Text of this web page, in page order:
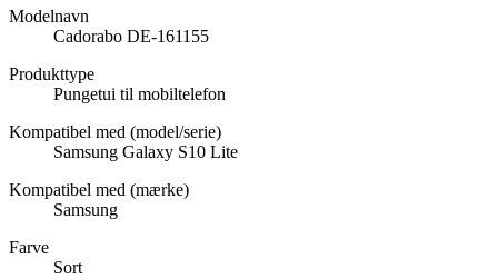
Modelnavn
Cadorabo DE-161155
Produkttype
Pungetui til mobiltelefon
Kompatibel med (model/serie)
Samsung Galaxy S10 Lite
Kompatibel med (mærke)
Samsung
Farve
Sort